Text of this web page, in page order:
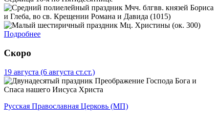
Мчч. блгвв. князей Бориса
и Глеба, во св. Крещении Романа и Давида (1015)
Мц. Христины (ок. 300)
Подробнее
Скоро
19 августа (6 августа ст.ст.)
Преображение Господа Бога и
Спаса нашего Иисуса Христа
Русская Православная Церковь (МП)